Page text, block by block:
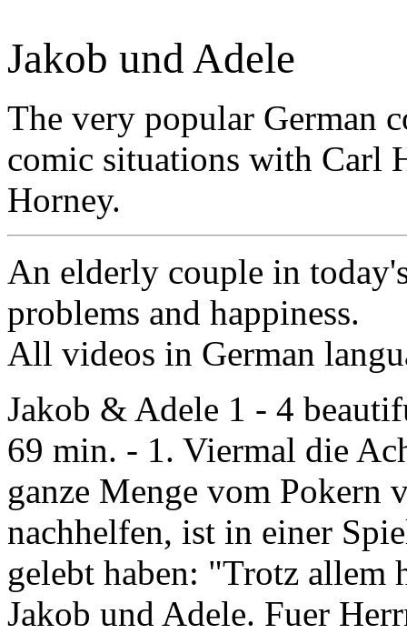
Jakob und Adele
The very popular German
comic situations with Carl
Horney.
An elderly couple in
problems and happiness.
All videos in German
Jakob & Adele 1 - 4
69 min. - 1. Viermal die
ganze Menge vom Pokern
nachhelfen, ist in einer
gelebt haben: "Trotz allem
Jakob und Adele. Fuer